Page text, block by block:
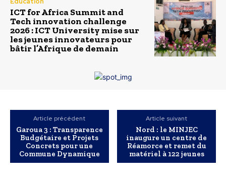
ICT for Africa Summit and
Tech innovation challenge
2026 : ICT University mise sur
les jeunes innovateurs pour
bâtir l’Afrique de demain
Article précédent
Garoua 3 : Transparence
Budgétaire et Projets
Concrets pour une
Commune Dynamique
Article suivant
Nord : le MINJEC
inaugure un centre de
Réamorce et remet du
matériel à 122 jeunes